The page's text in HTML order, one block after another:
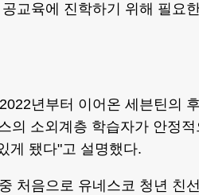
교육에 진학하기 위해 필요
년부터 이어온 세븐틴의
의 소외계층 학습자가 안정적
게 됐다"고 설명했다.
처음으로 유네스코 청년 친